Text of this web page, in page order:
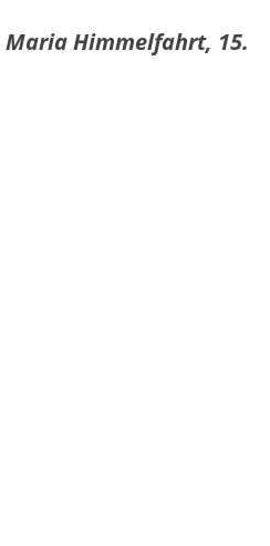
Maria Himmelfahrt, 15.